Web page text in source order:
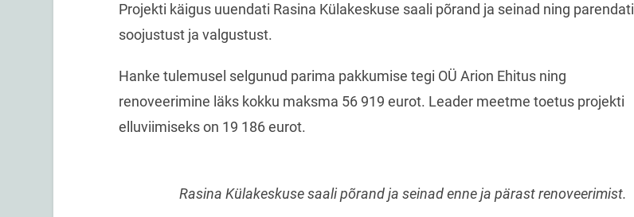
Projekti käigus uuendati Rasina Külakeskuse saali põrand ja seinad ning parendati
soojustust ja valgustust.
Hanke tulemusel selgunud parima pakkumise tegi OÜ Arion Ehitus ning
renoveerimine läks kokku maksma 56 919 eurot. Leader meetme toetus projekti
elluviimiseks on 19 186 eurot.
Rasina Külakeskuse saali põrand ja seinad enne ja pärast renoveerimist.